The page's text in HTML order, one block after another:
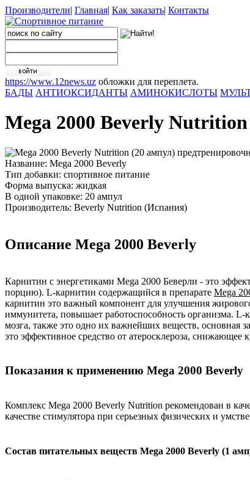
Производители| Главная| Как заказать| Контакты
https://www.12news.uz обложки для переплета.
БАДЫ АНТИОКСИДАНТЫ АМИНОКИСЛОТЫ
Mega 2000 Beverly
Название: Mega 2000 Beverly
Тип добавки: спортивное питание
Форма выпуска: жидкая
В одной упаковке: 20 ампул
Производитель: Beverly Nutrition (Испания)
Описание Mega 2000 Beverly
Карнитин с энергетиками Mega 2000 Беверли - это
порцию). L-карнитин содержащийся в препарате Mega
карнитин это важный компонент для улучшения
иммунитета, повышает работоспособность организма.
мозга, также это одно их важнейших веществ, основная
это эффективное средство от атеросклероза,
Показания к применению Mega 2000 Beverly
Комплекс Mega 2000 Beverly Nutrition рекомендован в
качестве стимулятора при серьезных физических и
Состав питательных веществ Mega 2000 Beverly (1